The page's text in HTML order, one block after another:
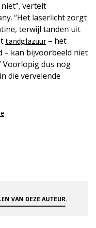
vertelt
“Het laserlicht zorgt
terwijl tanden uit
tandglazuur – het
– kan bijvoorbeeld niet
Voorlopig dus nog
die vervelende
VAN DEZE AUTEUR.